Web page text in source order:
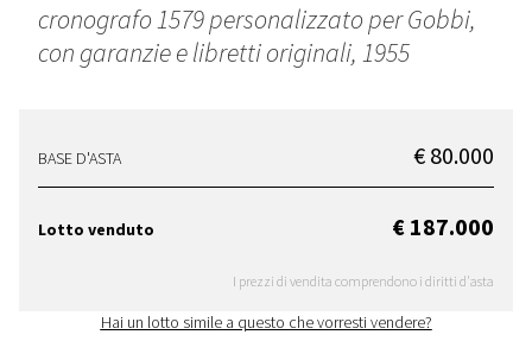
cronografo 1579 personalizzato per Gobbi,
con garanzie e libretti originali, 1955
BASE D'ASTA € 80.000
Lotto venduto € 187.000
I prezzi di vendita comprendono i diritti d'asta
Hai un lotto simile a questo che vorresti vendere?